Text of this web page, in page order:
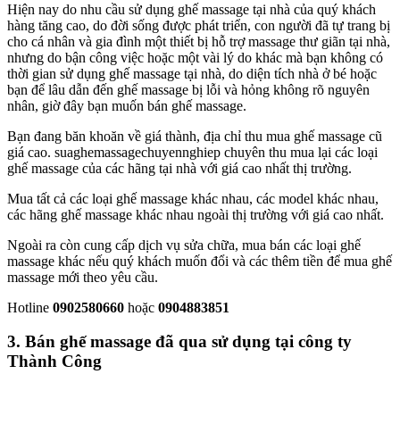
Hiện nay do nhu cầu sử dụng ghế massage tại nhà của quý khách
hàng tăng cao, do đời sống được phát triển, con người đã tự trang bị
cho cá nhân và gia đình một thiết bị hỗ trợ massage thư giãn tại nhà,
nhưng do bận công việc hoặc một vài lý do khác mà bạn không có
thời gian sử dụng ghế massage tại nhà, do diện tích nhà ở bé hoặc
bạn để lâu dẫn đến ghế massage bị lỗi và hỏng không rõ nguyên
nhân, giờ đây bạn muốn bán ghế massage.
Bạn đang băn khoăn về giá thành, địa chỉ thu mua ghế massage cũ
giá cao. suaghemassagechuyennghiep chuyên thu mua lại các loại
ghế massage của các hãng tại nhà với giá cao nhất thị trường.
Mua tất cả các loại ghế massage khác nhau, các model khác nhau,
các hãng ghế massage khác nhau ngoài thị trường với giá cao nhất.
Ngoài ra còn cung cấp dịch vụ sửa chữa, mua bán các loại ghế
massage khác nếu quý khách muốn đổi và các thêm tiền để mua ghế
massage mới theo yêu cầu.
Hotline 0902580660 hoặc 0904883851
3. Bán ghế massage đã qua sử dụng tại công ty
Thành Công